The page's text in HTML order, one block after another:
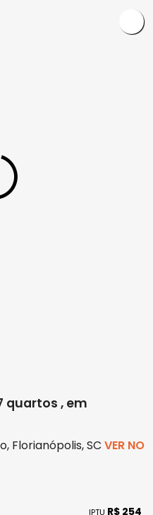
quartos , em
Florianópolis, SC VER NO
IPTU R$ 254